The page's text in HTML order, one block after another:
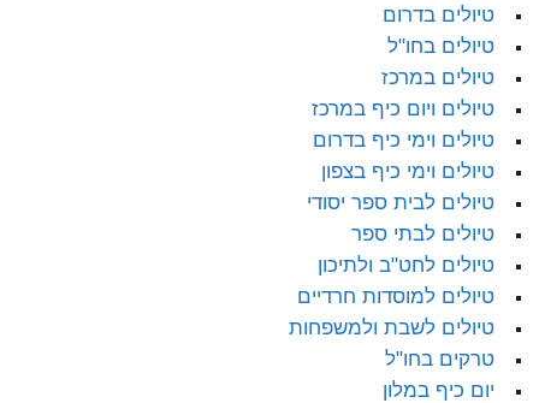
טיולים בדרום
טיולים בחו"ל
טיולים במרכז
טיולים ויום כיף במרכז
טיולים וימי כיף בדרום
טיולים וימי כיף בצפון
טיולים לבית ספר יסודי
טיולים לבתי ספר
טיולים לחט"ב ולתיכון
טיולים למוסדות חרדיים
טיולים לשבת ולמשפחות
טרקים בחו"ל
יום כיף במלון